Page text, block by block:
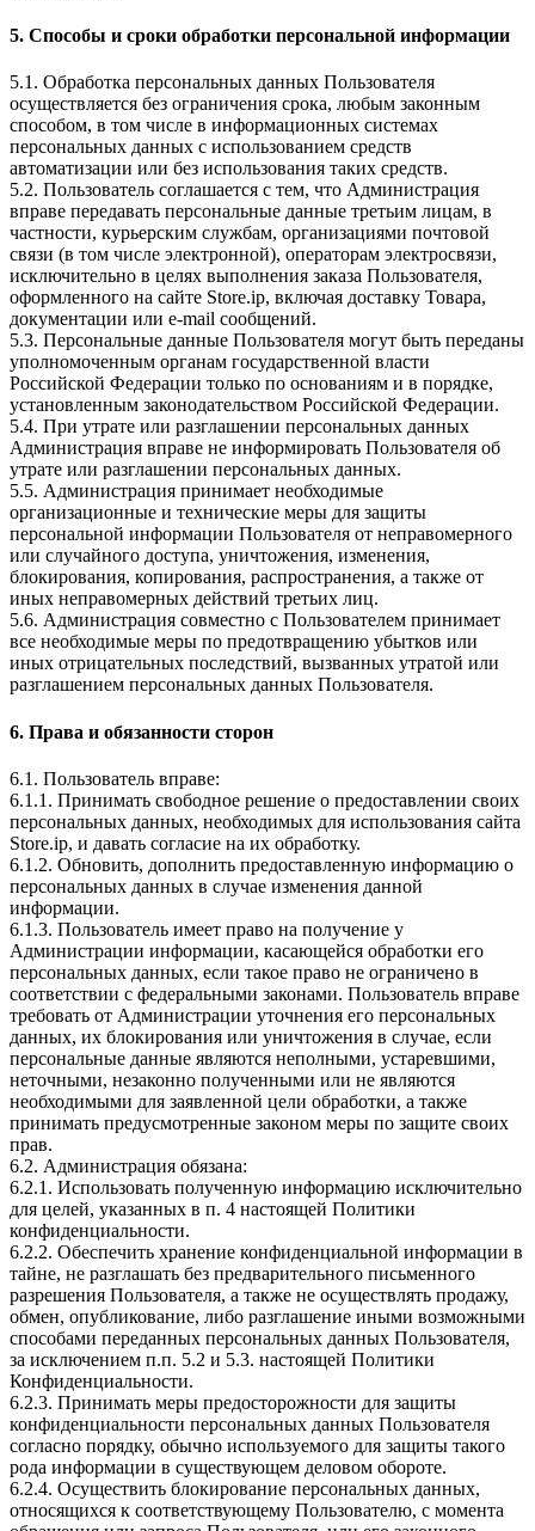
5. Способы и сроки обработки персональной информации
5.1. Обработка персональных данных Пользователя
осуществляется без ограничения срока, любым законным
способом, в том числе в информационных системах
персональных данных с использованием средств
автоматизации или без использования таких средств.
5.2. Пользователь соглашается с тем, что Администрация
вправе передавать персональные данные третьим лицам, в
частности, курьерским службам, организациями почтовой
связи (в том числе электронной), операторам электросвязи,
исключительно в целях выполнения заказа Пользователя,
оформленного на сайте Store.ip, включая доставку Товара,
документации или e-mail сообщений.
5.3. Персональные данные Пользователя могут быть переданы
уполномоченным органам государственной власти
Российской Федерации только по основаниям и в порядке,
установленным законодательством Российской Федерации.
5.4. При утрате или разглашении персональных данных
Администрация вправе не информировать Пользователя об
утрате или разглашении персональных данных.
5.5. Администрация принимает необходимые
организационные и технические меры для защиты
персональной информации Пользователя от неправомерного
или случайного доступа, уничтожения, изменения,
блокирования, копирования, распространения, а также от
иных неправомерных действий третьих лиц.
5.6. Администрация совместно с Пользователем принимает
все необходимые меры по предотвращению убытков или
иных отрицательных последствий, вызванных утратой или
разглашением персональных данных Пользователя.
6. Права и обязанности сторон
6.1. Пользователь вправе:
6.1.1. Принимать свободное решение о предоставлении своих
персональных данных, необходимых для использования сайта
Store.ip, и давать согласие на их обработку.
6.1.2. Обновить, дополнить предоставленную информацию о
персональных данных в случае изменения данной
информации.
6.1.3. Пользователь имеет право на получение у
Администрации информации, касающейся обработки его
персональных данных, если такое право не ограничено в
соответствии с федеральными законами. Пользователь вправе
требовать от Администрации уточнения его персональных
данных, их блокирования или уничтожения в случае, если
персональные данные являются неполными, устаревшими,
неточными, незаконно полученными или не являются
необходимыми для заявленной цели обработки, а также
принимать предусмотренные законом меры по защите своих
прав.
6.2. Администрация обязана:
6.2.1. Использовать полученную информацию исключительно
для целей, указанных в п. 4 настоящей Политики
конфиденциальности.
6.2.2. Обеспечить хранение конфиденциальной информации в
тайне, не разглашать без предварительного письменного
разрешения Пользователя, а также не осуществлять продажу,
обмен, опубликование, либо разглашение иными возможными
способами переданных персональных данных Пользователя,
за исключением п.п. 5.2 и 5.3. настоящей Политики
Конфиденциальности.
6.2.3. Принимать меры предосторожности для защиты
конфиденциальности персональных данных Пользователя
согласно порядку, обычно используемого для защиты такого
рода информации в существующем деловом обороте.
6.2.4. Осуществить блокирование персональных данных,
относящихся к соответствующему Пользователю, с момента